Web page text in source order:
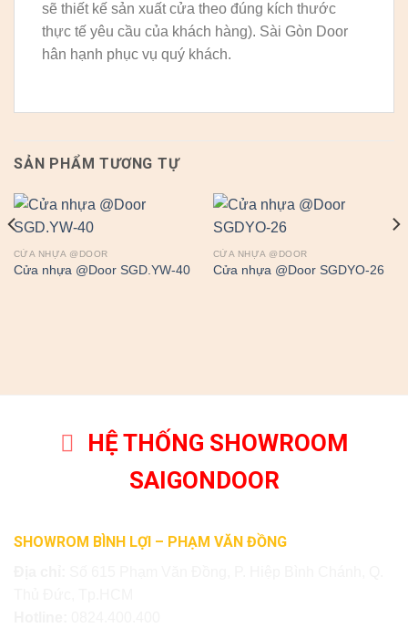
sẽ thiết kế sản xuất cửa theo đúng kích thước
thực tế yêu cầu của khách hàng). Sài Gòn Door
hân hạnh phục vụ quý khách.
SẢN PHẨM TƯƠNG TỰ
CỬA NHỰA @DOOR
Cửa nhựa @Door SGD.YW-40
CỬA NHỰA @DOOR
Cửa nhựa @Door SGDYO-26
HỆ THỐNG SHOWROOM
SAIGONDOOR
SHOWROM BÌNH LỢI – PHẠM VĂN ĐỒNG